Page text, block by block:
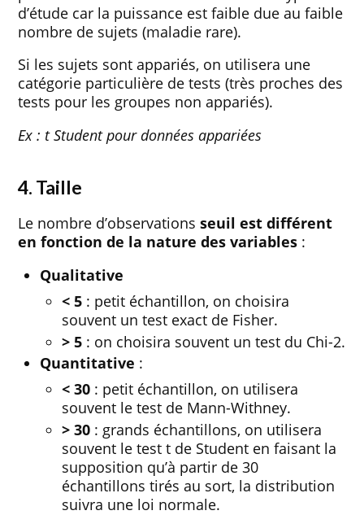
d’étude car la puissance est faible due au faible
nombre de sujets (maladie rare).
Si les sujets sont appariés, on utilisera une
catégorie particulière de tests (très proches des
tests pour les groupes non appariés).
Ex : t Student pour données appariées
4. Taille
Le nombre d’observationsseuil est différent
en fonction de la nature des variables :
Qualitative
< 5 : petit échantillon, on choisira
souvent un test exact de Fisher.
> 5 : on choisira souvent un test du Chi-2.
Quantitative :
< 30 : petit échantillon, on utilisera
souvent le test de Mann-Withney.
> 30 : grands échantillons, on utilisera
souvent le test t de Student en faisant la
supposition qu’à partir de 30
échantillons tirés au sort, la distribution
suivra une loi normale.